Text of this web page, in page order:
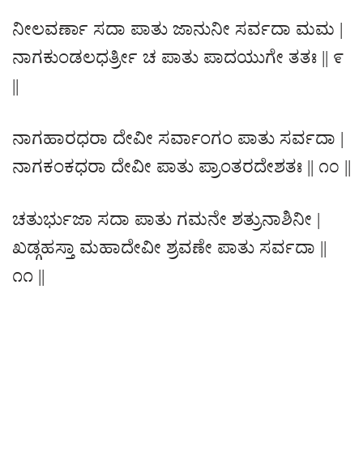
ನೀಲವರ್ಣಾ ಸದಾ ಪಾತು ಜಾನುನೀ ಸರ್ವದಾ ಮಮ |
ನಾಗಕುಂಡಲಧರ್ತ್ರೀ ಚ ಪಾತು ಪಾದಯುಗೇ ತತಃ || ೯
||
ನಾಗಹಾರಧರಾ ದೇವೀ ಸರ್ವಾಂಗಂ ಪಾತು ಸರ್ವದಾ |
ನಾಗಕಂಕಧರಾ ದೇವೀ ಪಾತು ಪ್ರಾಂತರದೇಶತಃ || ೧೦ ||
ಚತುರ್ಭುಜಾ ಸದಾ ಪಾತು ಗಮನೇ ಶತ್ರುನಾಶಿನೀ |
ಖಡ್ಗಹಸ್ತಾ ಮಹಾದೇವೀ ಶ್ರವಣೇ ಪಾತು ಸರ್ವದಾ ||
೧೧ ||